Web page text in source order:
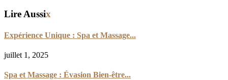
Lire Aussix
Expérience Unique : Spa et Massage...
juillet 1, 2025
Spa et Massage : Évasion Bien-être...